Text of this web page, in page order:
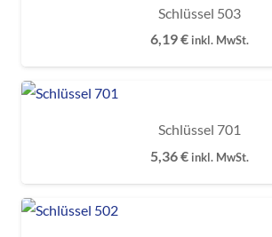
Schlüssel 503
6,19€ inkl. MwSt.
Schlüssel 701
5,36€ inkl. MwSt.